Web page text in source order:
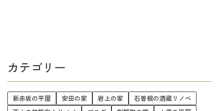
カテゴリー
新赤坂の平屋 安田の家 岩上の家
石曽根の酒蔵リノベ